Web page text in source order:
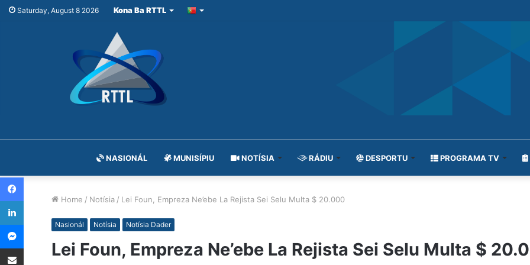
Saturday, August 8 2026 Kona Ba RTTL
NASIONÁL MUNISÍPIU NOTÍSIA RÁDIU DESPORTU PROGRAMA TV
Home / Notísia / Lei Foun, Empreza Ne’ebe La Rejista Sei Selu Multa $ 20.000
Nasionál Notísia Notísia Dader
Lei Foun, Empreza Ne’ebe La Rejista Sei Selu Multa $
Facebook
LinkedIn
Messenger